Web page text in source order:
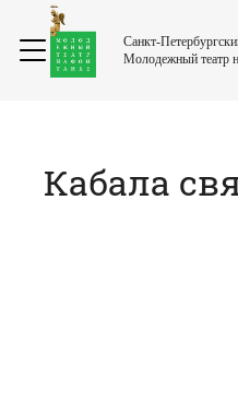
Санкт-
Молодежный театр
Кабала